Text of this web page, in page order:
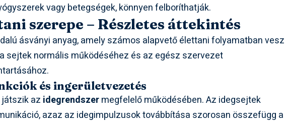
vagy betegségek, könnyen felboríthatják.
szerepe – Részletes áttekintés
ásványi anyag, amely számos alapvető élettani folyamatban vesz
sejtek normális működéséhez és az egész szervezet
és ingerületvezetés
az idegrendszermegfelelő működésében. Az idegsejtek
azaz az idegimpulzusok továbbítása szorosan összefügg a